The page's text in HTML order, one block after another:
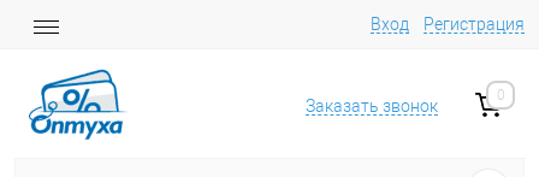
Вход Регистрация
Заказать звонок
0